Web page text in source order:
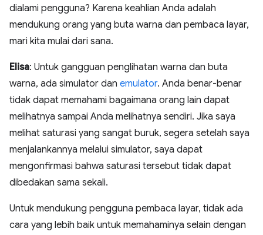
dialami pengguna? Karena keahlian Anda adalah
mendukung orang yang buta warna dan pembaca layar,
mari kita mulai dari sana.
Elisa: Untuk gangguan penglihatan warna dan buta
warna, ada simulator dan emulator. Anda benar-benar
tidak dapat memahami bagaimana orang lain dapat
melihatnya sampai Anda melihatnya sendiri. Jika saya
melihat saturasi yang sangat buruk, segera setelah saya
menjalankannya melalui simulator, saya dapat
mengonfirmasi bahwa saturasi tersebut tidak dapat
dibedakan sama sekali.
Untuk mendukung pengguna pembaca layar, tidak ada
cara yang lebih baik untuk memahaminya selain dengan